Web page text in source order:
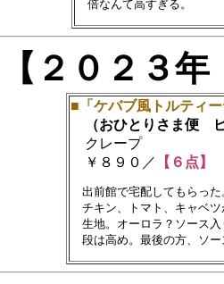
【２０２３
■「ケバブ風トルティ
（おひとりさま便
クレープ
￥８９０／ 【６点】
出前館で宅配してもらった
チキン、トマト、キャベ
生地。オーロラ？ソース入